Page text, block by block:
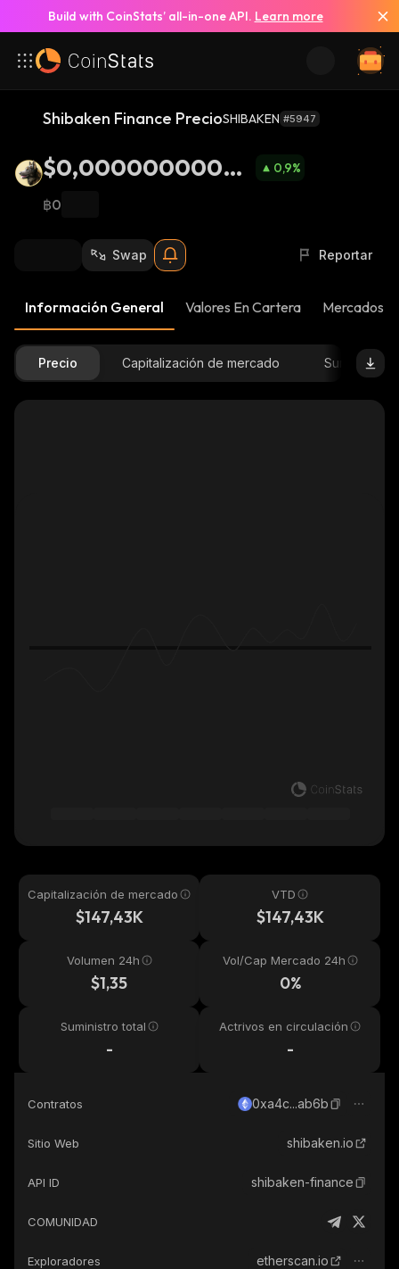
Build with CoinStats’ all-in-one API. Learn more
Shibaken Finance PrecioSHIBAKEN #5947
$0,00000000000
15
0,9%
฿0
Swap Reportar
Información General Valores En Cartera Mercados
Precio Capitalización de mercado Suministro
Capitalización de mercado
$147,43K
VTD
$147,43K
Volumen 24h
$1,35
Vol/Cap Mercado 24h
0%
Suministro total
-
Actrivos en circulación
-
Contratos 0xa4c...ab6b
Sitio Web shibaken.io
API ID shibaken-finance
COMUNIDAD
Exploradores etherscan.io